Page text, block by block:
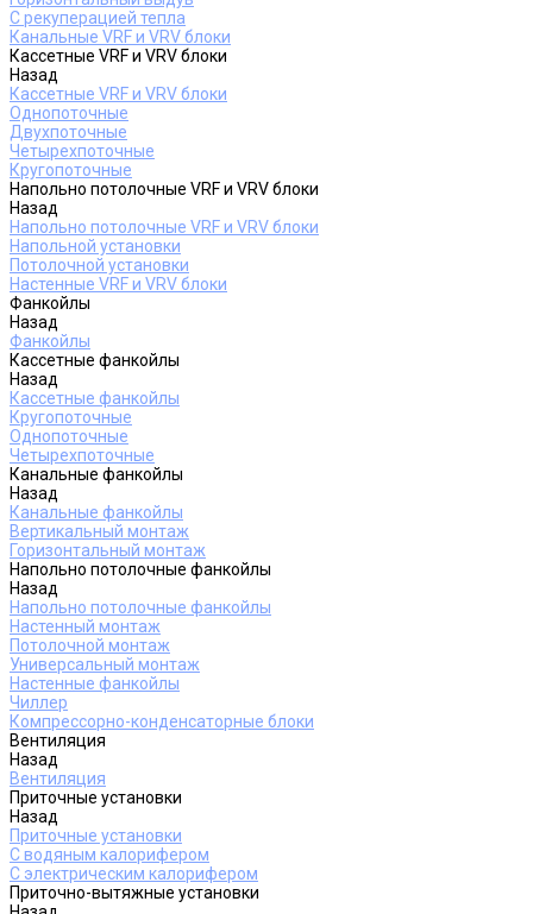
С рекуперацией тепла
Канальные VRF и VRV блоки
Кассетные VRF и VRV блоки
Назад
Кассетные VRF и VRV блоки
Однопоточные
Двухпоточные
Четырехпоточные
Кругопоточные
Напольно потолочные VRF и VRV блоки
Назад
Напольно потолочные VRF и VRV блоки
Напольной установки
Потолочной установки
Настенные VRF и VRV блоки
Фанкойлы
Назад
Фанкойлы
Кассетные фанкойлы
Назад
Кассетные фанкойлы
Кругопоточные
Однопоточные
Четырехпоточные
Канальные фанкойлы
Назад
Канальные фанкойлы
Вертикальный монтаж
Горизонтальный монтаж
Напольно потолочные фанкойлы
Назад
Напольно потолочные фанкойлы
Настенный монтаж
Потолочной монтаж
Универсальный монтаж
Настенные фанкойлы
Чиллер
Компрессорно-конденсаторные блоки
Вентиляция
Назад
Вентиляция
Приточные установки
Назад
Приточные установки
С водяным калорифером
С электрическим калорифером
Приточно-вытяжные установки